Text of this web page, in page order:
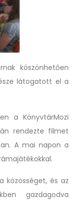
köszönhetően
látogatott el a
a KönyvtárMozi
rendezte filmet
A mai napon a
közösséget, és az
gazdagodva